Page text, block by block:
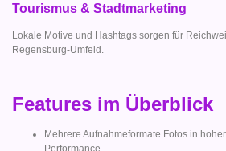
Tourismus & Stadtmarketing
Lokale Motive und Hashtags sorgen für
Regensburg-Umfeld.
Features im Überblick
Mehrere Aufnahmeformate Fotos in
Performance.